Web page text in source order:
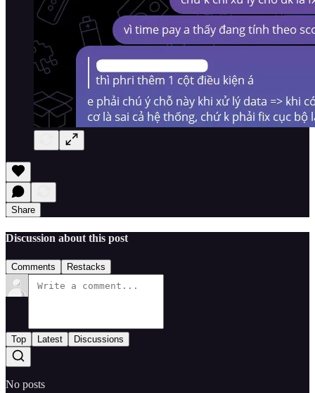
Share
Discussion about this post
Comments Restacks
Top Latest Discussions
No posts